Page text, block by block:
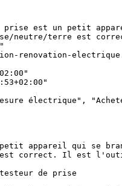
est un petit
neutre/terre est
renovation-
électrique",
appareil qui se
est correct. Il est
de prise